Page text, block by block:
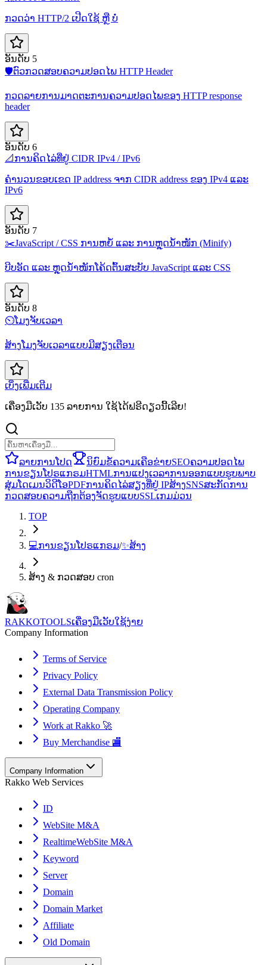
ກວດວ່າ HTTP/2 ເປີດໃຊ້ ຫຼື ບໍ່
ອັນດັບ 5
🛡️ຕົວກວດສອບຄວາມປອດໄພ HTTP Header
ກວດລາຍການມາດຕະການຄວາມປອດໄພຂອງ HTTP response
header
ອັນດັບ 6
📐 ການຄິດໄລ່ທີ່ຢູ່ CIDR IPv4 / IPv6
ຄຳນວນຂອບເຂດ IP address ຈາກ CIDR address ຂອງ IPv4 ແລະ
IPv6
ອັນດັບ 7
✂️JavaScript / CSS ການຫຍໍ້ ແລະ ການຫຼຸດນ້ຳໜັກ (Minify)
ບີບອັດ ແລະ ຫຼຸດນ້ຳໜັກໂຄ້ດຕົ້ນສະບັບ JavaScript ແລະ CSS
ອັນດັບ 8
⏲️ໂມງຈັບເວລາ
ສ້າງໂມງຈັບເວລາແບບມີສຽງເຕືອນ
ເບິ່ງເພີ່ມເຕີມ
ເຄື່ອງມືເວັບ 135 ລາຍການ ໃຊ້ໄດ້ຟຣີດຽວນີ້ເລີຍ!
ລາຍການໂປດ ນິຍົມຂໍ້ຄວາມເຄືອຂ່າຍSEOຄວາມປອດໄພ
ການຂຽນໂປຣແກຣມHTMLການແປງເວລາການອອກແບບຮູບພາບ
ສຸ່ມໂດເມນວິດີໂອPDFການຄິດໄລ່ສຽງທີ່ຢູ່ IPສ້າງSNSສະກັດການ
ກວດສອບຄວາມຖືກຕ້ອງຈັດຮູບແບບSSLເກມມ່ວນ
TOP
💻ການຂຽນໂປຣແກຣມ/✨ສ້າງ
ສ້າງ & ກວດສອບ cron
RAKKOTOOLSເຄື່ອງມືເວັບໃຊ້ງ່າຍ
Company Information
Terms of Service
Privacy Policy
External Data Transmission Policy
Operating Company
Work at Rakko 🚀
Buy Merchandise 🏬
Company Information
Rakko Web Services
ID
WebSite M&A
RealtimeWebSite M&A
Keyword
Server
Domain
Domain Market
Affiliate
Old Domain